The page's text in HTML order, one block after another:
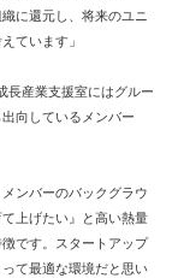
に還元し、将来のユニ
ています」
長産業支援室にはグルー
向しているメンバー
ンバーのバックグラウ
上げたい』と高い熱量
です。スタートアップ
て最適な環境だと思い